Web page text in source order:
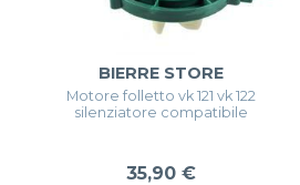
BIERRE STORE
Motore folletto vk 121 vk 122
silenziatore compatibile
35,90 €